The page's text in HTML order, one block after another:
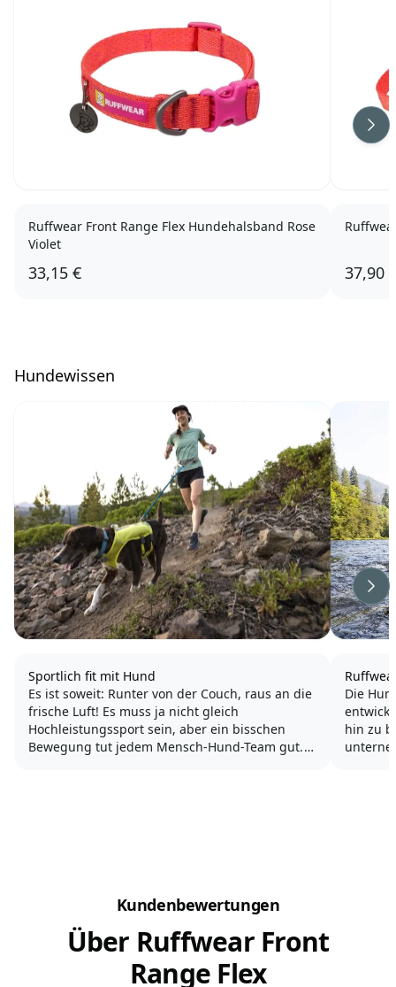
Ruffwear Front Range Flex Hundehalsband Rose
Violet
33,15 € 37,90
Hundewissen
Sportlich fit mit Hund
Es ist soweit: Runter von der Couch, raus an die
frische Luft! Es muss ja nicht gleich
Hochleistungssport sein, aber ein bisschen
Bewegung tut jedem Mensch-Hund-Team gut.
Die
hin zu
Kundenbewertungen
Über Ruffwear Front
Range Flex